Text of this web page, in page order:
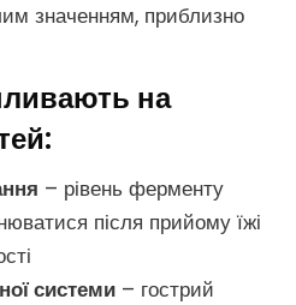
значенням, приблизно
на
– рівень ферменту
після прийому їжі
системи – гострий